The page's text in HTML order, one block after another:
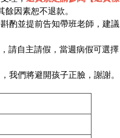
因素恕不退款。
酌並提前告知帶班老師，建議
請自主請假，當週病假可選擇
我們將避開孩子正臉，謝謝。